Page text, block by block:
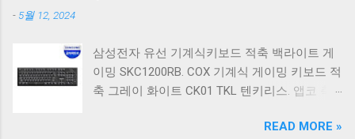
- 5월 12, 2024
삼성전자 유선 기계식키보드 적축 백라이트 게
이밍 SKC1200RB. COX 기계식 게이밍 키보드 적
축 그레이 화이트 CK01 TKL 텐키리스. 앱코 축
랙 K560 일반형. 앱코 K517 레트로 기계식 게이
READ MORE »